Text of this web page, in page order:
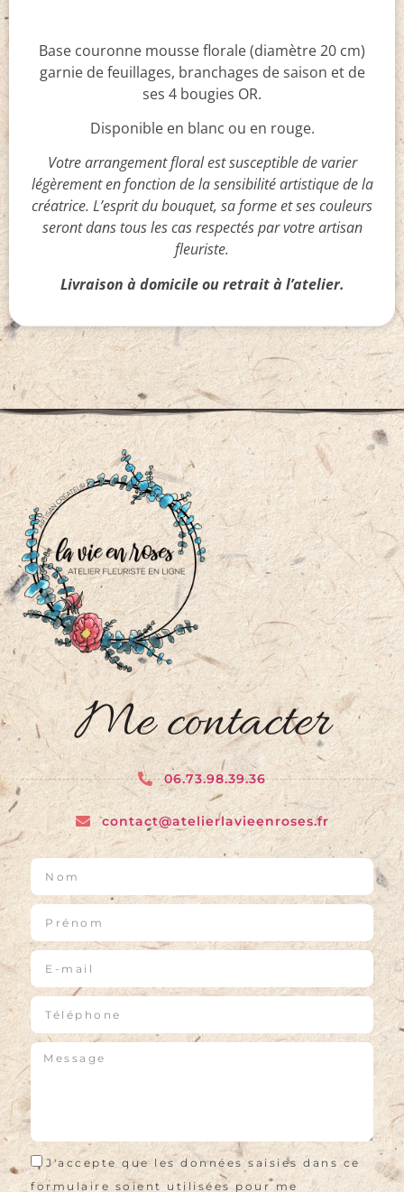
Base couronne mousse florale (diamètre 20 cm)
garnie de feuillages, branchages de saison et de
ses 4 bougies OR.
Disponible en blanc ou en rouge.
Votre arrangement floral est susceptible de varier
légèrement en fonction de la sensibilité artistique de la
créatrice. L’esprit du bouquet, sa forme et ses couleurs
seront dans tous les cas respectés par votre artisan
fleuriste.
Livraison à domicile ou retrait à l’atelier.
Me contacter
06.73.98.39.36
contact@atelierlavieenroses.fr
J'accepte que les données saisies dans ce
formulaire soient utilisées pour me